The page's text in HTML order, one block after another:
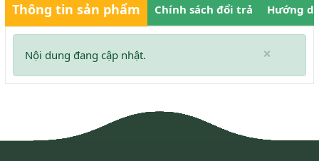
Thông tin sản phẩm Chính sách đổi trả Hướng
×
Nội dung đang cập nhật.